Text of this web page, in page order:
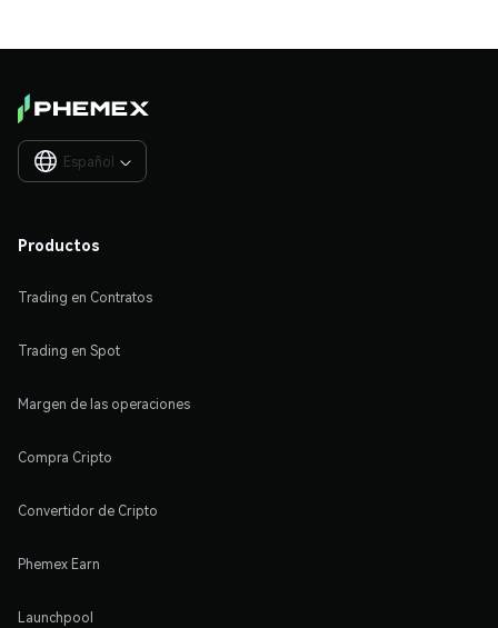
Español 
Productos
Trading en Contratos
Trading en Spot
Margen de las operaciones
Compra Cripto
Convertidor de Cripto
Phemex Earn
Launchpool